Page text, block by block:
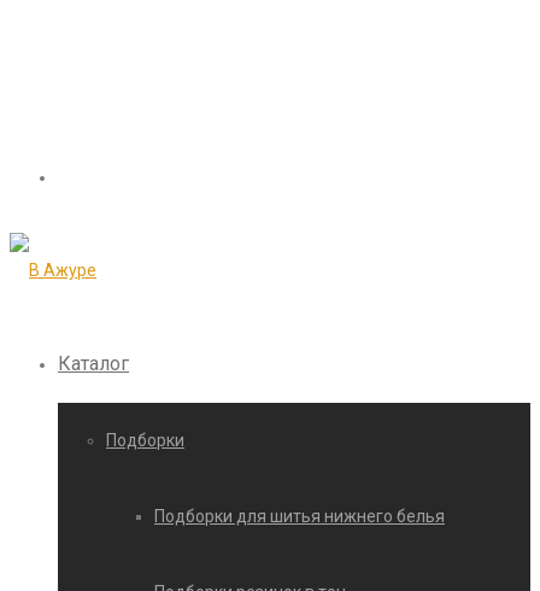
Каталог
Подборки
Подборки для шитья нижнего белья